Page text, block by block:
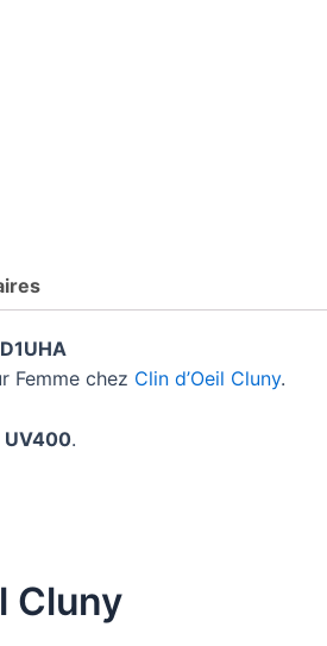
Femme chez Clin d’Oeil Cluny.
UV400.
Cluny